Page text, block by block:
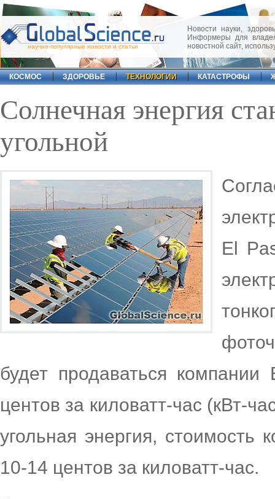
научно-популярные новости и статьи
Новости науки,
Информеры для
новостной сайт,
КОСМОС ЗДОРОВЬЕ ТЕХНОЛОГИИ КАТАСТРОФЫ
Солнечная энергия
угольной
El
будет продаваться
центов за киловатт-час (кВт-
угольная энергия, стоимость
10-14 центов за киловатт-час.